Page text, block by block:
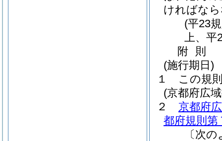
ければな
(平23
上、平
附 則
(施行期日)
１
この規
(京都府広
２
京都府
都府規則第
〔次